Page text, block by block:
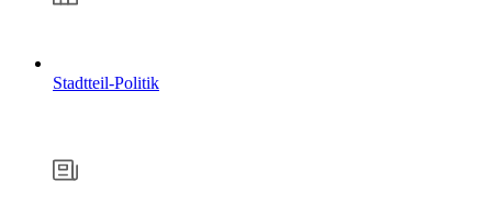
Stadtteil-Politik